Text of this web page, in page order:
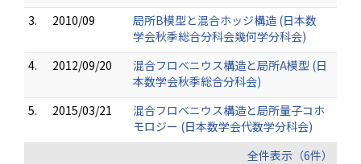
3.
2010/09
局所B模型と混合ホッジ構造 (日本数
学会秋季総合分科会幾何学分科会)
4.
2012/09/20
混合フロベニウス構造と局所A模型 (日
本数学会秋季総合分科会)
5.
2015/03/21
混合フロベニウス構造と局所量子コホ
モロジー (日本数学会代数学分科会)
全件表示（6件）